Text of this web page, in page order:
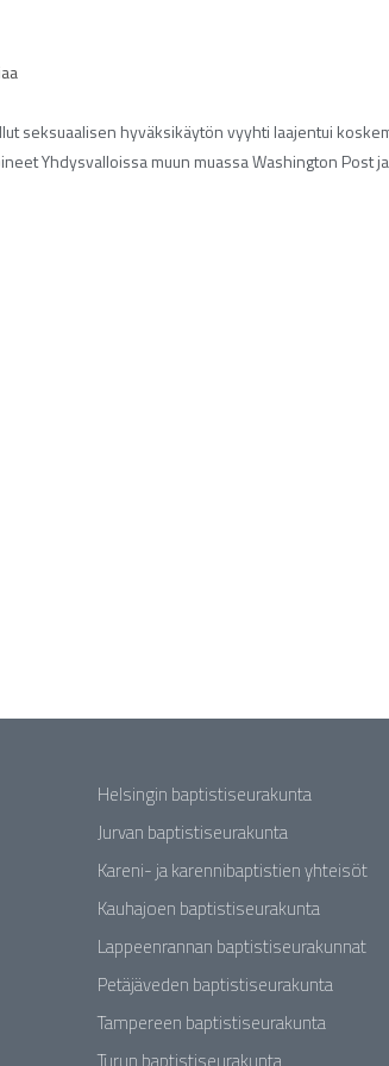
seksuaalisen hyväksikäytön vyyhti laajentui
Yhdysvalloissa muun muassa Washington Post
Helsingin baptistiseurakunta
Jurvan baptistiseurakunta
Kareni- ja karennibaptistien yhteisöt
Kauhajoen baptistiseurakunta
Lappeenrannan baptistiseurakunnat
Petäjäveden baptistiseurakunta
Tampereen baptistiseurakunta